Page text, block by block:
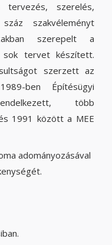
tervezés, szerelés,
szakvéleményt
szerepelt a
sok tervet készített.
szerzett az
ben Építésügyi
több
1991 között a MEE
adományozásával